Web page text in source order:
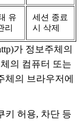
유
리
세션 종료
시 삭제
가 정보주체의
의 컴퓨터 또는
체의 브라우저에
키 허용, 차단 등